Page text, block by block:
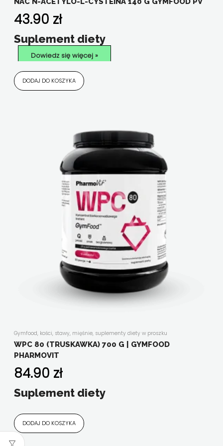
43.90 zł
Suplement diety
Dowiedz się więcej »
DODAJ DO KOSZYKA
Gymfood, kości, stawy, mięśnie, suplementy diety w proszku
WPC 80 (TRUSKAWKA) 700 G | GYMFOOD
PHARMOVIT
84.90 zł
Suplement diety
DODAJ DO KOSZYKA